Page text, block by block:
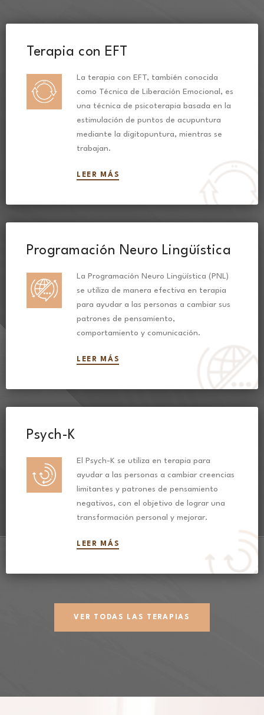
Terapia con EFT
La terapia con EFT, también conocida
como Técnica de Liberación Emocional, es
una técnica de psicoterapia basada en la
estimulación de puntos de acupuntura
mediante la digitopuntura, mientras se
trabajan.
LEER MÁS
Programación Neuro Lingüística​
La Programación Neuro Lingüística (PNL)
se utiliza de manera efectiva en terapia
para ayudar a las personas a cambiar sus
patrones de pensamiento,
comportamiento y comunicación.
LEER MÁS
Psych-K
El Psych-K se utiliza en terapia para
ayudar a las personas a cambiar creencias
limitantes y patrones de pensamiento
negativos, con el objetivo de lograr una
transformación personal y mejorar.
LEER MÁS
VER TODAS LAS TERAPIAS